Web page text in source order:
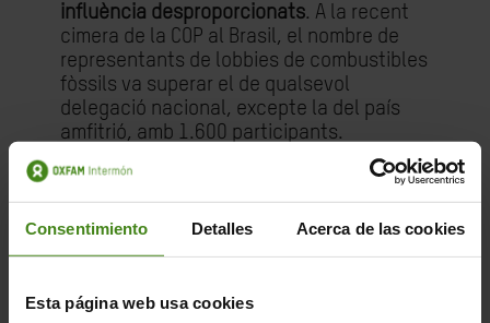
Consentimiento Detalles Acerca de las cookies
Esta página web usa cookies
influència desproporcionats. A la recent
cimera de la COP al Brasil, el nombre de
representants de lobbies de combustibles
fòssils va superar el de qualsevol
delegació nacional, excepte la del país
amfitrió, amb 1.600 participants.
“Cal denunciar aquestes pràctiques i el
poder descomunal dels superrics. La seva
immensa riquesa els ha permès exercir
una influència injustasobre el disseny de
climàtiques”, afegeix Martín.